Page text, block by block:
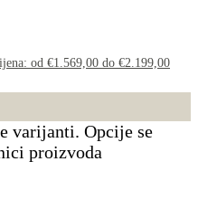
od €1.569,00 do €2.199,00
varijanti. Opcije se
proizvoda